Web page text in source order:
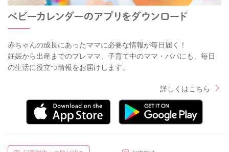
赤ちゃんの成長にあったママに必要な情報が毎日届く！
妊娠から出産までのプレママ、子育て中のママ・パパにも、毎日
の生活に役立つ情報をお届けします。
詳しくはこちら